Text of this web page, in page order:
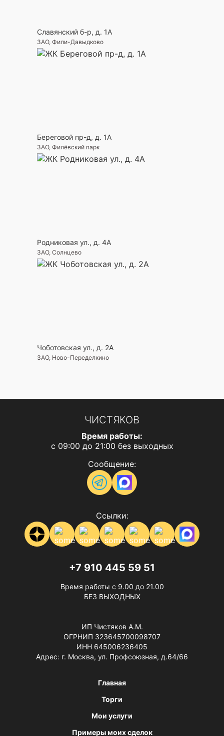
Славянский б-р, д. 1А
ЗАО, Фили-Давыдково
Береговой пр-д, д. 1А
ЗАО, Филёвский парк
Родниковая ул., д. 4А
ЗАО, Солнцево
Чоботовская ул., д. 2А
ЗАО, Ново-Переделкино
ЧИСТЯКОВ
Время работы:
с 09:00 до 21:00 без выходных
Сообщение:
Ссылки:
+7 910 445 59 51
Время работы с 9.00 до 21.00
БЕЗ ВЫХОДНЫХ
ИП Чистяков А.М.
ОГРНИП 323645700098707
ИНН 645006236405
Адрес: г. Москва, ул. Профсоюзная, д.64/66
Главная
Торги
Мои услуги
Примеры моих сделок